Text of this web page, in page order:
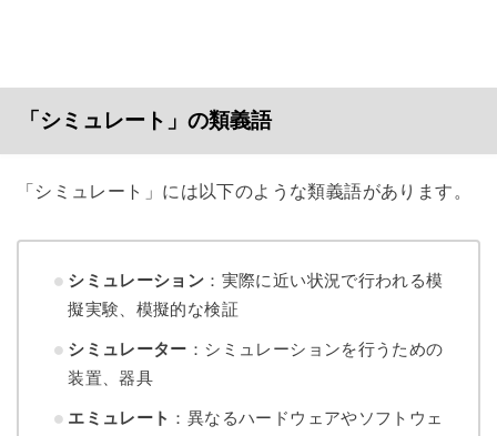
「シミュレート」の類義語
「シミュレート」には以下のような類義語があります。
シミュレーション ：実際に近い状況で行われる模
擬実験、模擬的な検証
シミュレーター ：シミュレーションを行うための
装置、器具
エミュレート ：異なるハードウェアやソフトウェ